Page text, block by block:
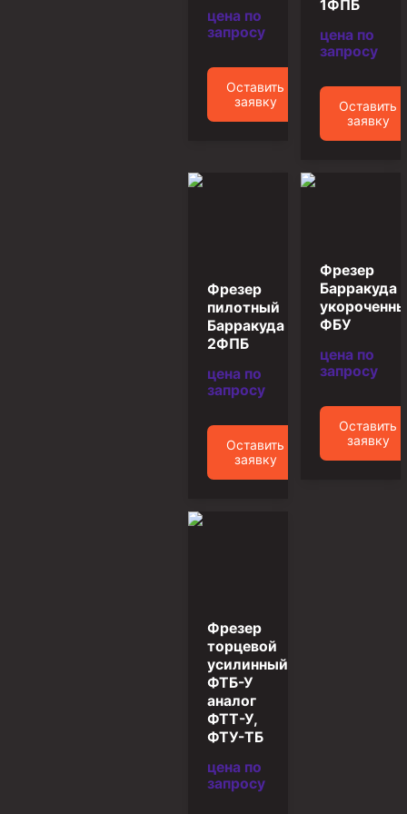
Противовыбросовое оборудование
Системы верхнего привода (СВП)
цена по
запросу
Оставить
заявку
1ФПБ
цена по
запросу
Оставить
заявку
Фрезер
пилотный
Барракуда
2ФПБ
цена по
запросу
Оставить
заявку
Фрезер
Барракуда
ФБУ
цена по
запросу
Оставить
заявку
Фрезер
торцевой
усилинный
ФТБ-У
аналог
ФТТ-У,
ФТУ-ТБ
цена по
запросу